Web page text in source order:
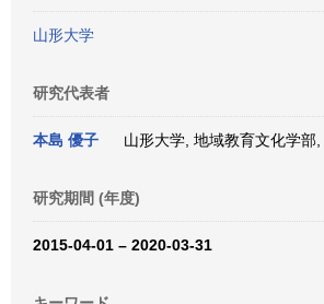
山形大学
研究代表者
本島 優子 山形大学, 地域教育文化学部
研究期間 (年度)
2015-04-01 – 2020-03-31